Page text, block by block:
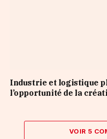
Industrie et logistique
l’opportunité de la
VOIR 5